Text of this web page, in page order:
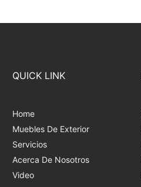
QUICK LINK
Home
Muebles De Exterior
Servicios
Acerca De Nosotros
Video